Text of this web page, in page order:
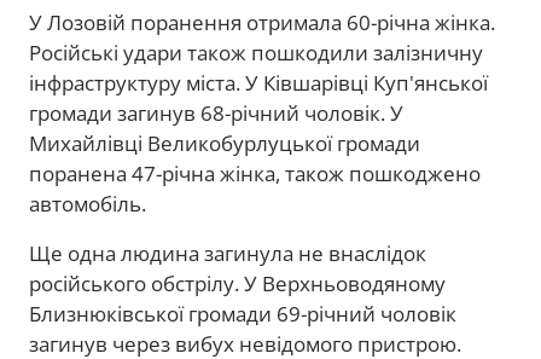
У Лозовій поранення отримала 60-річна жінка.
Російські удари також пошкодили залізничну
інфраструктуру міста. У Ківшарівці Куп'янської
громади загинув 68-річний чоловік. У
Михайлівці Великобурлуцької громади
поранена 47-річна жінка, також пошкоджено
автомобіль.
Ще одна людина загинула не внаслідок
російського обстрілу. У Верхньоводяному
Близнюківської громади 69-річний чоловік
загинув через вибух невідомого пристрою.